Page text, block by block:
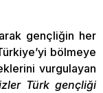
gençliğin her
bölmeye
vurgulayan
Türk gençliği